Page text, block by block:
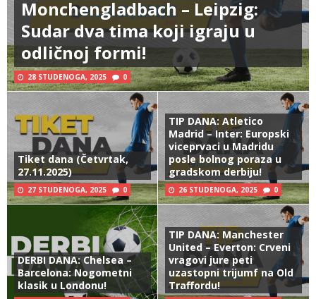
Monchengladbach – Leipzig:
Sudar dva tima koji igraju u
odličnoj formi!
28 STUDENOGA, 2025 0
Tiket dana (Četvrtak,
27.11.2025)
27 STUDENOGA, 2025 0
TIP DANA: Atletico
Madrid – Inter: Europski
viceprvaci u Madridu
posle bolnog poraza u
gradskom derbiju!
26 STUDENOGA, 2025 0
DERBI DANA: Chelsea –
Barcelona: Nogometni
klasik u Londonu!
TIP DANA: Manchester
United – Everton: Crveni
vragovi jure peti
uzastopni trijumf na Old
Traffordu!